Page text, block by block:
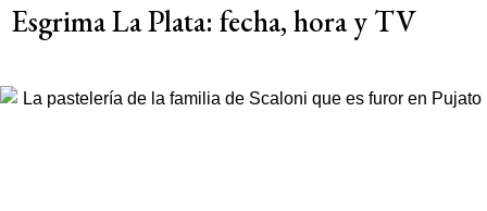
Esgrima La Plata: fecha, hora y TV